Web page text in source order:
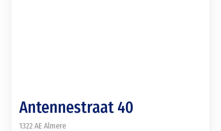
Antennestraat 40
1322 AE Almere